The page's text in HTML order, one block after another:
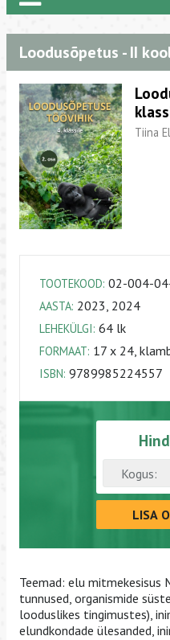
Loodusõpetus - II
Tiina
TOOTEKOOD: 02-004-
AASTA: 2023, 2024
LEHEKÜLGI: 64 lk
FORMAAT: 17 x 24,
ISBN: 9789985224557
Kogus:
LISA
Teemad: elu mitmekesisus
tunnused, organismide
looduslikes tingimustes),
elundkondade ülesanded,